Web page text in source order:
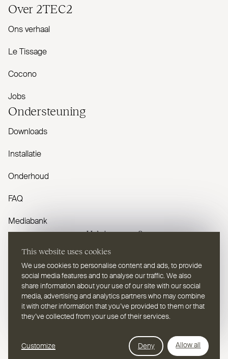
This website uses cookies
We use cookies to personalise content and ads, to provide
social media features and to analyse our traffic. We also
share information about your use of our site with our social
media, advertising and analytics partners who may combine
it with other information that you’ve provided to them or that
they’ve collected from your use of their services.
Customize Deny Allow all
Over 2TEC2
Ons verhaal
Le Tissage
Cocono
Jobs
Onder­steuning
Downloads
Installatie
Onderhoud
FAQ
Mediabank
Heb je vragen?
© 20262TEC2, Alle rechten voorbehouden Privacy Policy Cookies
Selecteer een taal